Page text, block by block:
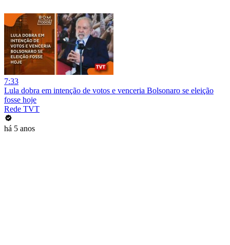
7:33
Lula dobra em intenção de votos e venceria Bolsonaro se eleição
fosse hoje
Rede TVT
há 5 anos